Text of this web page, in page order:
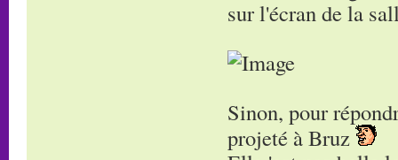
sur l'écran de la
Sinon, pour
projeté à Bruz